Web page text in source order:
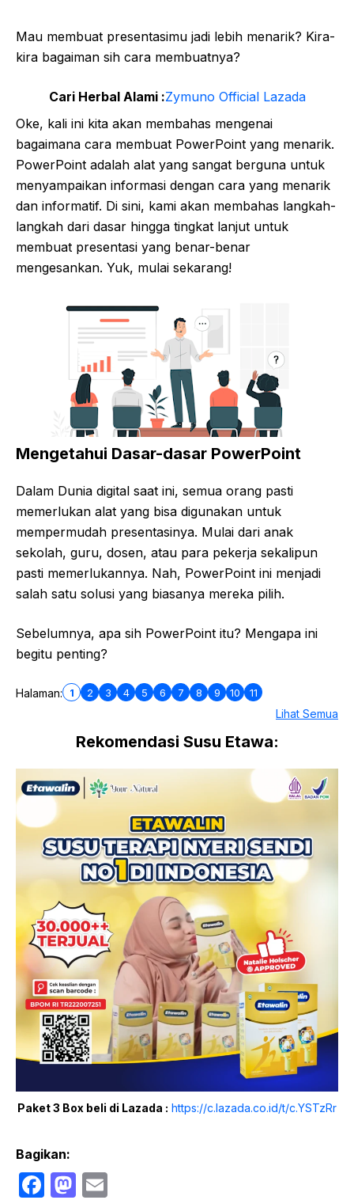
Mau membuat presentasimu jadi lebih menarik? Kira-
kira bagaiman sih cara membuatnya?
Cari Herbal Alami :Zymuno Official Lazada
Oke, kali ini kita akan membahas mengenai
bagaimana cara membuat PowerPoint yang menarik.
PowerPoint adalah alat yang sangat berguna untuk
menyampaikan informasi dengan cara yang menarik
dan informatif. Di sini, kami akan membahas langkah-
langkah dari dasar hingga tingkat lanjut untuk
membuat presentasi yang benar-benar
mengesankan. Yuk, mulai sekarang!
Mengetahui Dasar-dasar PowerPoint
Dalam Dunia digital saat ini, semua orang pasti
memerlukan alat yang bisa digunakan untuk
mempermudah presentasinya. Mulai dari anak
sekolah, guru, dosen, atau para pekerja sekalipun
pasti memerlukannya. Nah, PowerPoint ini menjadi
salah satu solusi yang biasanya mereka pilih.
Sebelumnya, apa sih PowerPoint itu? Mengapa ini
begitu penting?
Halaman: 1 2 3 4 5 6 7 8 9 10 11
Lihat Semua
Rekomendasi Susu Etawa:
Paket 3 Box beli di Lazada : https://c.lazada.co.id/t/c.YSTzRr
Bagikan:
F
M